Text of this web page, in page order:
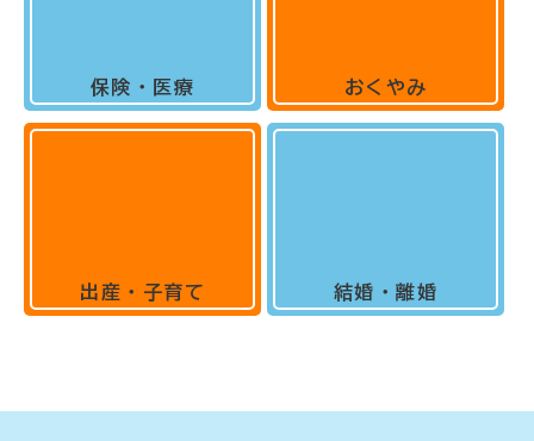
保険・医療
出産・子育て
おくやみ
結婚・離婚